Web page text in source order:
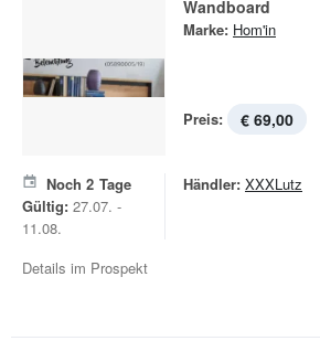
Wandboard
Marke: Hom'in
Preis: € 69,00
Noch 2 Tage
Gültig: 27.07. -
11.08.
Händler: XXXLutz
Details im Prospekt